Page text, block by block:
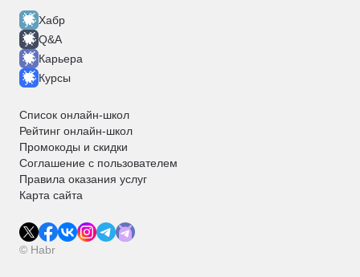
Хабр
Q&A
Карьера
Курсы
Список онлайн-школ
Рейтинг онлайн-школ
Промокоды и скидки
Соглашение с пользователем
Правила оказания услуг
Карта сайта
© Habr